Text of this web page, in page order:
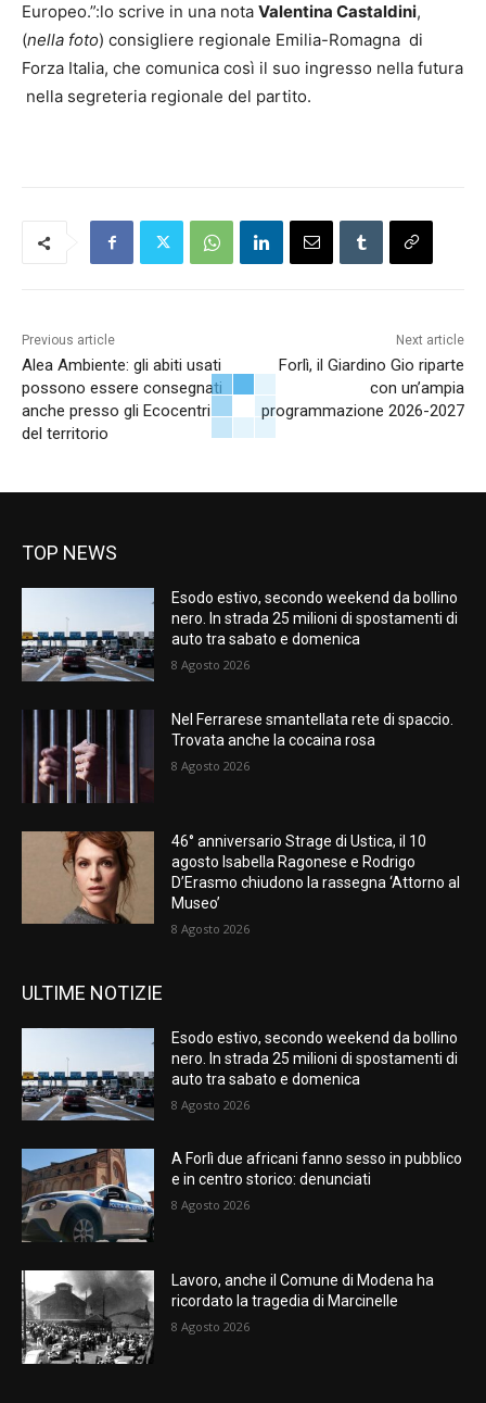
Europeo.”:lo scrive in una nota Valentina Castaldini,
(nella foto) consigliere regionale Emilia-Romagna di
Forza Italia, che comunica così il suo ingresso nella futura
nella segreteria regionale del partito.
Previous article
Alea Ambiente: gli abiti usati
possono essere consegnati
anche presso gli Ecocentri
del territorio
Next article
Forlì, il Giardino Gio riparte
con un’ampia
programmazione 2026-2027
TOP NEWS
Esodo estivo, secondo weekend da bollino
nero. In strada 25 milioni di spostamenti di
auto tra sabato e domenica
8 Agosto 2026
Nel Ferrarese smantellata rete di spaccio.
Trovata anche la cocaina rosa
8 Agosto 2026
46° anniversario Strage di Ustica, il 10
agosto Isabella Ragonese e Rodrigo
D’Erasmo chiudono la rassegna ‘Attorno al
Museo’
8 Agosto 2026
ULTIME NOTIZIE
Esodo estivo, secondo weekend da bollino
nero. In strada 25 milioni di spostamenti di
auto tra sabato e domenica
8 Agosto 2026
A Forlì due africani fanno sesso in pubblico
e in centro storico: denunciati
8 Agosto 2026
Lavoro, anche il Comune di Modena ha
ricordato la tragedia di Marcinelle
8 Agosto 2026